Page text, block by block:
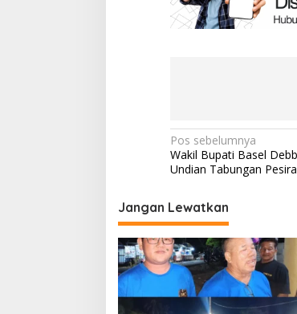
Navigasi
pos
Pos sebelumnya
Wakil Bupati Basel
Undian Tabungan
Jangan Lewatkan